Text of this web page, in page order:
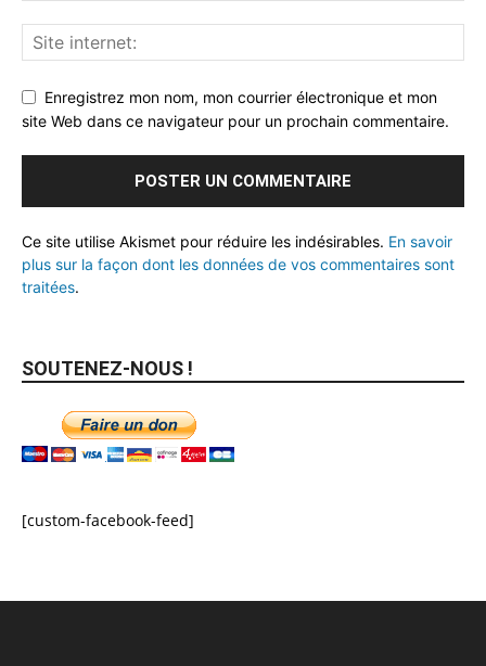
Enregistrez mon nom, mon courrier électronique et mon
site Web dans ce navigateur pour un prochain commentaire.
Ce site utilise Akismet pour réduire les indésirables. En savoir
plus sur la façon dont les données de vos commentaires sont
traitées.
SOUTENEZ-NOUS !
[custom-facebook-feed]